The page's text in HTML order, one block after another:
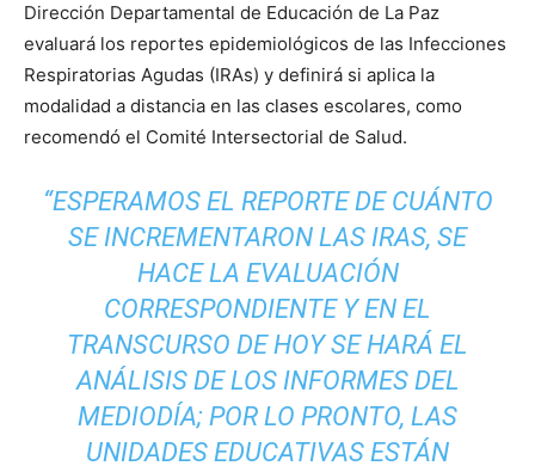
Dirección Departamental de Educación de La Paz
evaluará los reportes epidemiológicos de las Infecciones
Respiratorias Agudas (IRAs) y definirá si aplica la
modalidad a distancia en las clases escolares, como
recomendó el Comité Intersectorial de Salud.
“ESPERAMOS EL REPORTE DE CUÁNTO
SE INCREMENTARON LAS IRAS, SE
HACE LA EVALUACIÓN
CORRESPONDIENTE Y EN EL
TRANSCURSO DE HOY SE HARÁ EL
ANÁLISIS DE LOS INFORMES DEL
MEDIODÍA; POR LO PRONTO, LAS
UNIDADES EDUCATIVAS ESTÁN